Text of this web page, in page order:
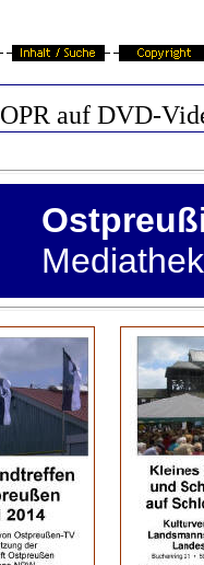
OPR auf DVD-
Mediathek